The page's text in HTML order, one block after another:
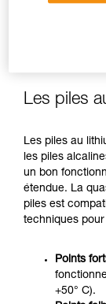
Les piles
Les piles au
les piles
un bon
étendue. La
piles est
techniques pour
Points
+50° C).